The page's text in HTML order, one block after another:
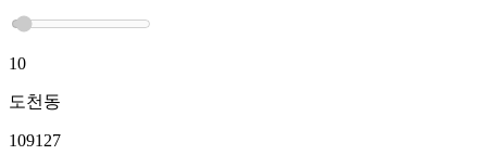
10
도천동
109127